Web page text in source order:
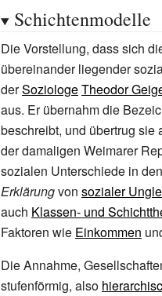
Schichtenmodelle
Die Vorstellung, dass sich
übereinander liegender
derSoziologeTheodor
aus. Er übernahm die
beschreibt, und übertrug sie
der damaligen Weimarer
sozialen Unterschiede in
Erklärungvon sozialer
auch Klassen- und
Faktoren wie Einkommen
Die Annahme,
stufenförmig, also